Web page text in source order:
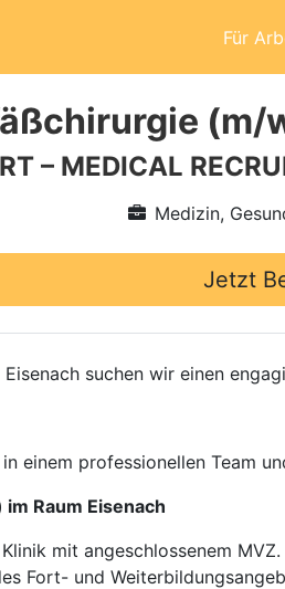
Für
(m/
– MEDICAL
Medizin,
Jetzt
suchen wir einen
einem professionellen Team
Raum Eisenach
mit angeschlossenem MVZ.
Fort- und